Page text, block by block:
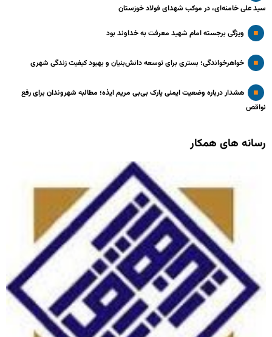
سید علی خامنه‌ای، در موکب شهدای فولاد خوزستان
ویژگی برجسته امام شهید معرفت به خداوند بود
خواهرخواندگی؛ بستری برای توسعه دانش‌بنیان و بهبود کیفیت زندگی شهری
هشدار درباره وضعیت ایمنی پارک بی‌بی مریم ایذه؛ مطالبه شهروندان برای رفع
نواقص
رسانه های همکار